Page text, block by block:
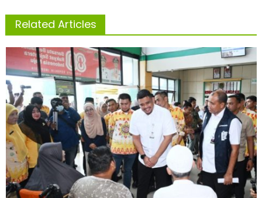
Related Articles